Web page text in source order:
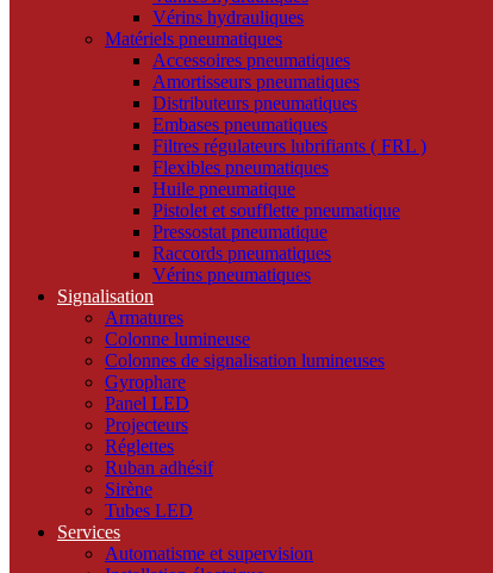
Vérins hydrauliques
Matériels pneumatiques
Accessoires pneumatiques
Amortisseurs pneumatiques
Distributeurs pneumatiques
Embases pneumatiques
Filtres régulateurs lubrifiants ( FRL )
Flexibles pneumatiques
Huile pneumatique
Pistolet et soufflette pneumatique
Pressostat pneumatique
Raccords pneumatiques
Vérins pneumatiques
Signalisation
Armatures
Colonne lumineuse
Colonnes de signalisation lumineuses
Gyrophare
Panel LED
Projecteurs
Réglettes
Ruban adhésif
Sirène
Tubes LED
Services
Automatisme et supervision